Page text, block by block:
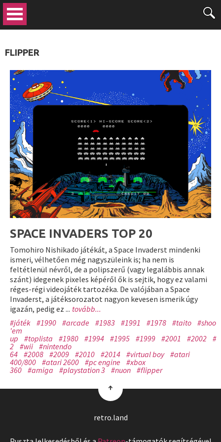
FLIPPER
SPACE INVADERS TOP 20
Tomohiro Nishikado játékát, a Space Invaderst mindenki
ismeri, vélhetően még nagyszüleink is; ha nem is
feltétlenül névről, de a polipszerű (vagy legalábbis annak
szánt) idegenek pixeles képéről ők is sejtik, hogy ez valami
réges-régi videojáték tartozéka. De valójában a Space
Invaderst, a játéksorozatot nagyon kevesen ismerik úgy
igazán, pedig ez ... tovább...
#játék #1990 #arcade #1983 #1991 #1978 #taito #shoot
'em
up
#toplista #1980 #1994 #1995 #1999 #2001 #2002
2 #wii #nintendo
64 #2008 #2009 #2010 #2014 #virtual boy #atari
400/800 #atari 2600 #pc engine
#xbox
360 #amiga #playstation 3 #nuon #flipper
↑
retro.land